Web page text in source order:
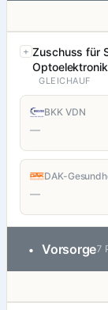
Zuschuss für
GLEICHAUF
BKK VDN
—
DAK-
—
• Vorsorge7